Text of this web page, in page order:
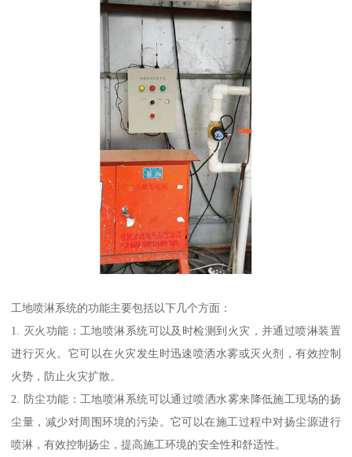
工地喷淋系统的功能主要包括以下几个方面：
1. 灭火功能：工地喷淋系统可以及时检测到火灾，并通过喷淋装置
进行灭火。它可以在火灾发生时迅速喷洒水雾或灭火剂，有效控制
火势，防止火灾扩散。
2. 防尘功能：工地喷淋系统可以通过喷洒水雾来降低施工现场的扬
尘量，减少对周围环境的污染。它可以在施工过程中对扬尘源进行
喷淋，有效控制扬尘，提高施工环境的安全性和舒适性。